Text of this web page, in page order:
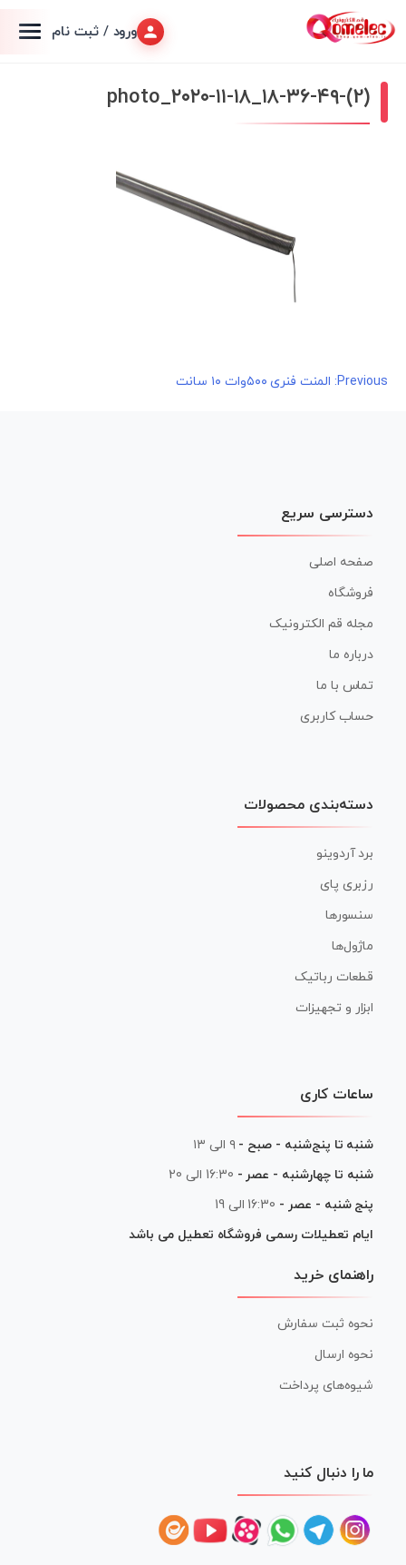
ورود / ثبت نام
photo_۲۰۲۰-۱۱-۱۸_۱۸-۳۶-۴۹-(2)
راهبری
Previous: المنت فنری ۵۰۰وات ۱۰ سانت
دسترسی سریع
صفحه اصلی
فروشگاه
مجله قم الکترونیک
درباره ما
تماس با ما
حساب کاربری
دسته‌بندی محصولات
برد آردوینو
رزبری پای
سنسورها
ماژول‌ها
قطعات رباتیک
ابزار و تجهیزات
ساعات کاری
شنبه تا پنج‌شنبه - صبح - ۹ الی ۱۳
شنبه تا چهارشنبه - عصر - 16:30 الی 20
پنج شنبه - عصر - 16:30 الی 19
ایام تعطیلات رسمی فروشگاه تعطیل می باشد
راهنمای خرید
نحوه ثبت سفارش
نحوه ارسال
شیوه‌های پرداخت
ما را دنبال کنید